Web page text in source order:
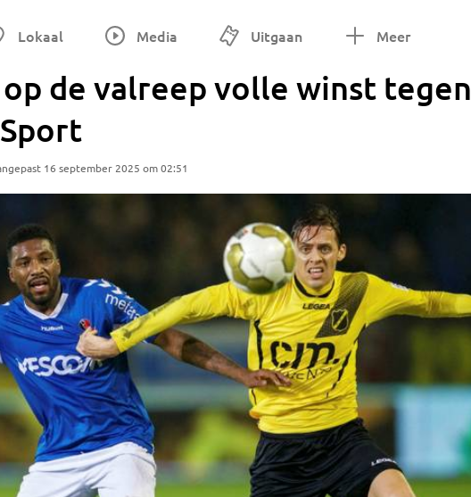
Lokaal Media Uitgaan Meer
op de valreep volle winst tegen
16 september 2025 om 02:51